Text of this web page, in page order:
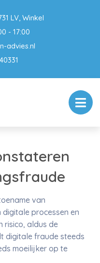
LV, Winkel
- 17:00
advies.nl
van
processen en
risico, aldus de
digitale fraude steeds
moeilijker op te